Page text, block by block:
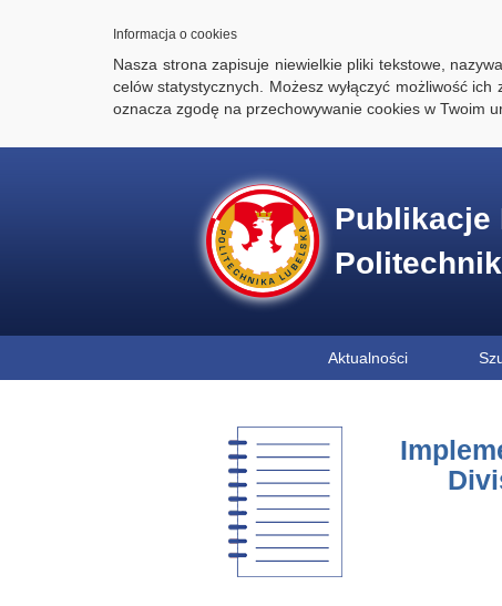
Informacja o cookies
Nasza strona zapisuje niewielkie pliki tekstowe,
celów statystycznych. Możesz wyłączyć możliwość
oznacza zgodę na przechowywanie cookies w Twoim
Publikacje
Aktualności